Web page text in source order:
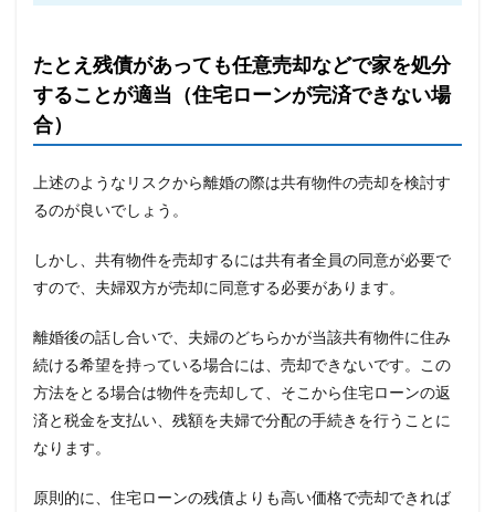
たとえ残債があっても任意売却などで家を処分
することが適当（住宅ローンが完済できない場
合）
上述のようなリスクから離婚の際は共有物件の売却を検討す
るのが良いでしょう。
しかし、共有物件を売却するには共有者全員の同意が必要で
すので、夫婦双方が売却に同意する必要があります。
離婚後の話し合いで、夫婦のどちらかが当該共有物件に住み
続ける希望を持っている場合には、売却できないです。この
方法をとる場合は物件を売却して、そこから住宅ローンの返
済と税金を支払い、残額を夫婦で分配の手続きを行うことに
なります。
原則的に、住宅ローンの残債よりも高い価格で売却できれば